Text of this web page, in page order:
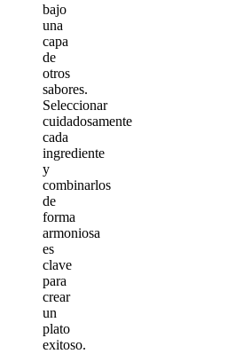
bajo
una
capa
de
otros
sabores.
Seleccionar
cuidadosamente
cada
ingrediente
y
combinarlos
de
forma
armoniosa
es
clave
para
crear
un
plato
exitoso.